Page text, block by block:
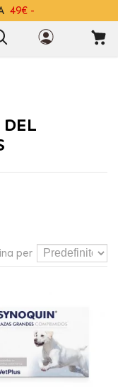
49€ -
per